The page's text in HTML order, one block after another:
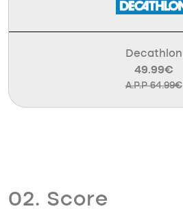
Decathlon
49.99€
A.P.P 64.99€
02. Score